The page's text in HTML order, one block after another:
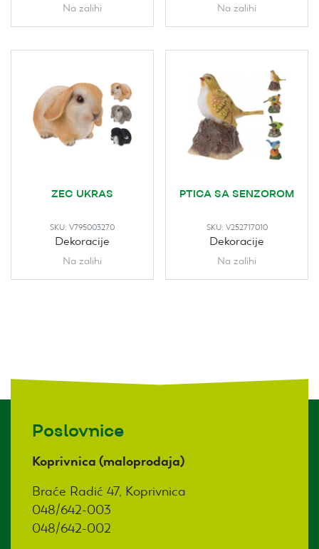
Na zalihi Na zalihi
ZEC UKRAS
SKU: V795003270
Dekoracije
Na zalihi
PTICA SA SENZOROM
SKU: V252717010
Dekoracije
Na zalihi
Poslovnice
Koprivnica (maloprodaja)
Braće Radić 47, Koprivnica
048/642-003
048/642-002